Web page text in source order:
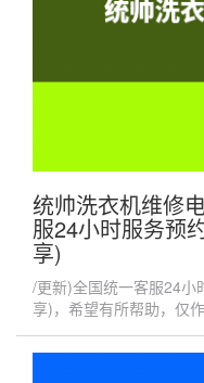
统帅洗衣机维修
服24小时服务预
享)
/更新)全国统一客服24小
享)，希望有所帮助，仅